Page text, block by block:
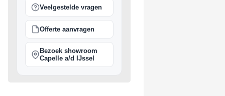
Veelgestelde vragen
Offerte aanvragen
Bezoek showroom
Capelle a/d IJssel